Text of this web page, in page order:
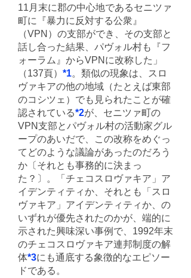
11月末に郡の中心地であるセニツァ
町に『暴力に反対する公衆』
（VPN）の支部ができ、その支部と
話し合った結果、パヴォル村も『フ
ォーラム』からVPNに改称した」
（137頁） *1。類似の現象は、スロ
ヴァキアの他の地域（たとえば東部
のコシツェ）でも見られたことが確
認されている*2が、セニツァ町の
VPN支部とパヴォル村の活動家グル
ープのあいだで、この改称をめぐっ
てどのような議論があったのだろう
か〔それとも事務的に決まっ
た？〕。「チェコスロヴァキア」ア
イデンティティか、それとも「スロ
ヴァキア」アイデンティティか、の
いずれが優先されたのかが、端的に
示された興味深い事例で、1992年末
のチェコスロヴァキア連邦制度の解
体*3にも通底する象徴的なエピソー
ドである。